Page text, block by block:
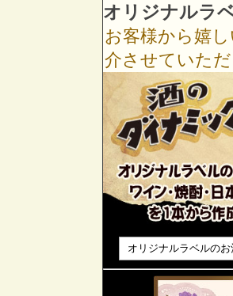
オリジナルラ
お客様から嬉
介させていただ
オリジナルラベルのお